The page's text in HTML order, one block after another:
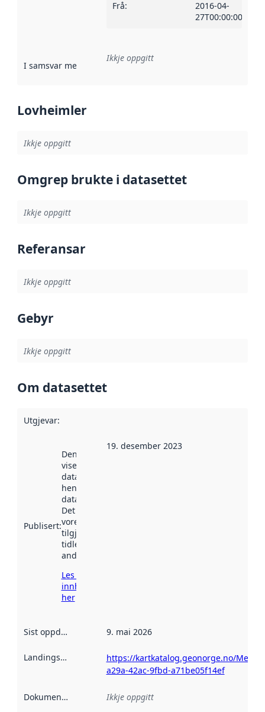
Frå:
2016-04-
27T00:00:00Z
I samsvar med Referanse til ei implementeringsregel eller
Ikkje oppgitt
Lovheimler
Ikkje oppgitt
Omgrep brukte i datasettet
Ikkje oppgitt
Referansar
Ikkje oppgitt
Gebyr
Ikkje oppgitt
Om datasettet
Utgjevar:
Publisert:
Denne datoen
viser når
datasettet vart
henta inn av
data.norge.no.
Det kan ha
vore
tilgjengeleg
tidlegare
andre stader.
Les meir om
innhenting
her
19. desember 2023
Sist oppdatert 9. mai 2026
Landingsside
https://kartkatalog.geonorge.no/
a29a-42ac-9fbd-a71be05f14ef
Dokumentasjon Ikkje oppgitt